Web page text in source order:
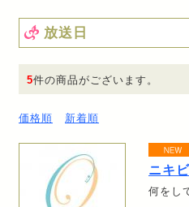
放送日
5件の商品がございます。
価格順 新着順
ニキ
何をし